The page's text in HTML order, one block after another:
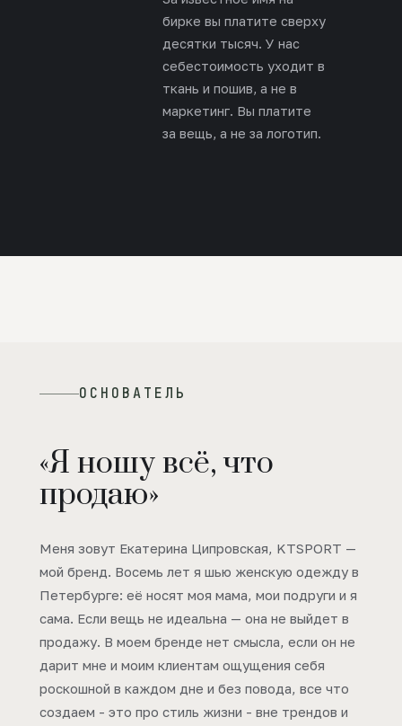
бирке вы платите сверху
десятки тысяч. У нас
себестоимость уходит в
ткань и пошив, а не в
маркетинг. Вы платите
за вещь, а не за логотип.
ОСНОВАТЕЛЬ
«Я ношу всё, что
продаю»
Меня зовут Екатерина Ципровская, KTSPORT —
мой бренд. Восемь лет я шью женскую одежду в
Петербурге: её носят моя мама, мои подруги и я
сама. Если вещь не идеальна — она не выйдет в
продажу. В моем бренде нет смысла, если он не
дарит мне и моим клиентам ощущения себя
роскошной в каждом дне и без повода, все что
создаем - это про стиль жизни - вне трендов и